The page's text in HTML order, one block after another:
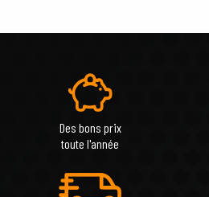
Des bons prix
toute l'année